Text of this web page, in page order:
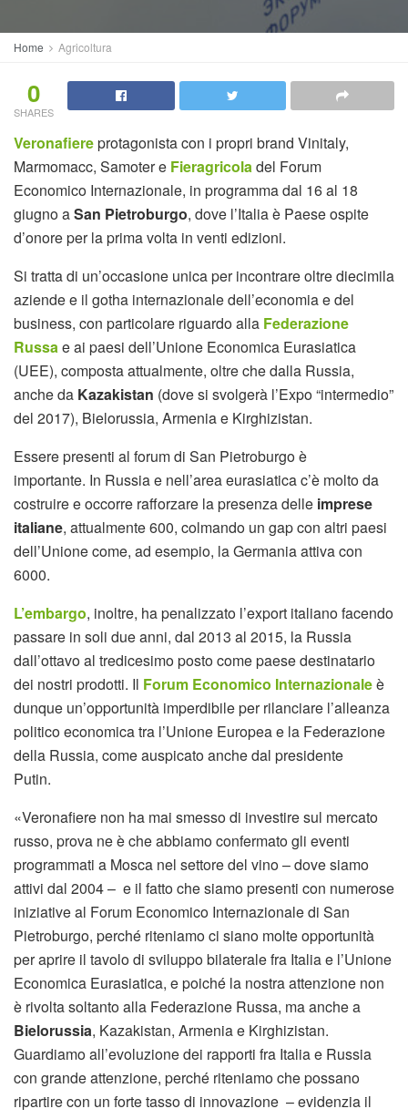
Home Agricoltura
0
SHARES
Veronafiereprotagonista con i propri brand Vinitaly,
Marmomacc, Samoter e Fieragricoladel Forum
Economico Internazionale, in programma dal 16 al 18
giugno aSan Pietroburgo, dove l’Italia è Paese ospite
d’onore per la prima volta in venti edizioni.
Si tratta di un’occasione unica per incontrare oltre diecimila
aziende e il gotha internazionale dell’economia e del
business, con particolare riguardo alla Federazione
Russae ai paesi dell’Unione Economica Eurasiatica
(UEE), composta attualmente, oltre che dalla Russia,
anche da Kazakistan (dove si svolgerà l’Expo “intermedio”
del 2017), Bielorussia, Armenia e Kirghizistan.
Essere presenti al forum di San Pietroburgo è
importante. In Russia e nell’area eurasiatica c’è molto da
costruire e occorre rafforzare la presenza delle imprese
italiane, attualmente 600, colmando un gap con altri paesi
dell’Unione come, ad esempio, la Germania attiva con
6000.
L’embargo, inoltre, ha penalizzato l’export italiano facendo
passare in soli due anni, dal 2013 al 2015, la Russia
dall’ottavo al tredicesimo posto come paese destinatario
dei nostri prodotti. Il Forum Economico Internazionaleè
dunque un’opportunità imperdibile per rilanciare l’alleanza
politico economica tra l’Unione Europea e la Federazione
della Russia, come auspicato anche dal presidente
Putin.
«Veronafiere non ha mai smesso di investire sul mercato
russo, prova ne è che abbiamo confermato gli eventi
programmati a Mosca nel settore del vino – dove siamo
attivi dal 2004 – e il fatto che siamo presenti con numerose
iniziative al Forum Economico Internazionale di San
Pietroburgo, perché riteniamo ci siano molte opportunità
per aprire il tavolo di sviluppo bilaterale fra Italia e l’Unione
Economica Eurasiatica, e poiché la nostra attenzione non
è rivolta soltanto alla Federazione Russa, ma anche a
Bielorussia, Kazakistan, Armenia e Kirghizistan.
Guardiamo all’evoluzione dei rapporti fra Italia e Russia
con grande attenzione, perché riteniamo che possano
ripartire con un forte tasso di innovazione – evidenzia il